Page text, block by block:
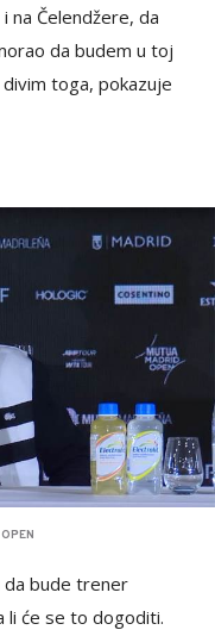
na Čelendžere, da
da budem u toj
toga, pokazuje
da bude trener
li će se to dogoditi.